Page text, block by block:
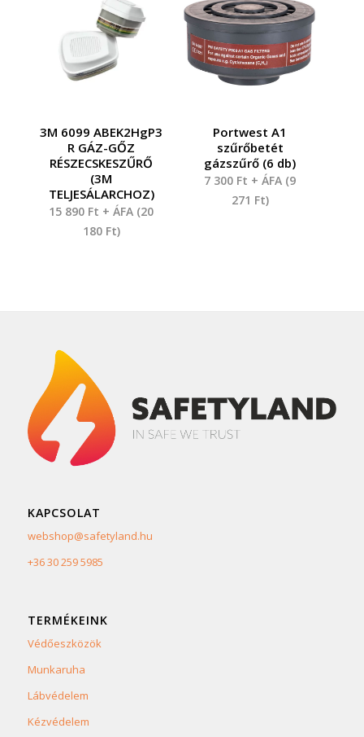
3M 6099 ABEK2HgP3
R GÁZ-GŐZ
RÉSZECSKESZŰRŐ
(3M
TELJESÁLARCHOZ)
15 890 Ft + ÁFA (20
180 Ft)
Portwest A1
szűrőbetét
gázszűrő (6 db)
7 300 Ft + ÁFA (9
271 Ft)
KAPCSOLAT
webshop@safetyland.hu
+36 30 259 5985
TERMÉKEINK
Védőeszközök
Munkaruha
Lábvédelem
Kézvédelem